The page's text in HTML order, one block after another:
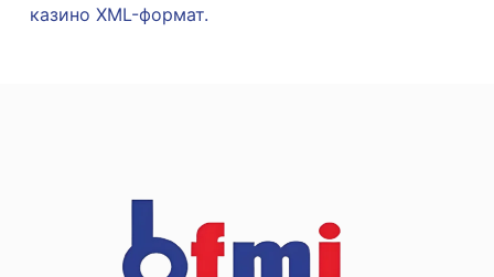
казино XML-формат.